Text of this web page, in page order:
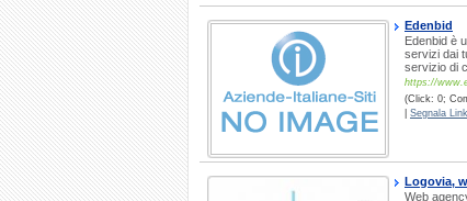
Edenbid
Edenbid è
servizi dai
servizio di
https://
(Click: 0;
Segnala
Logovia,
Web